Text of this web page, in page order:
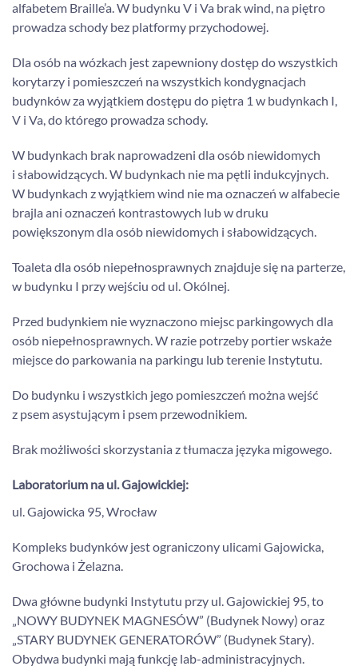
alfabetem Braille’a. W budynku V i Va brak wind, na piętro
prowadza schody bez platformy przychodowej.
Dla osób na wózkach jest zapewniony dostęp do wszystkich
korytarzy i pomieszczeń na wszystkich kondygnacjach
budynków za wyjątkiem dostępu do piętra 1 w budynkach I,
V i Va, do którego prowadza schody.
W budynkach brak naprowadzeni dla osób niewidomych
i słabowidzących. W budynkach nie ma pętli indukcyjnych.
W budynkach z wyjątkiem wind nie ma oznaczeń w alfabecie
brajla ani oznaczeń kontrastowych lub w druku
powiększonym dla osób niewidomych i słabowidzących.
Toaleta dla osób niepełnosprawnych znajduje się na parterze,
w budynku I przy wejściu od ul. Okólnej.
Przed budynkiem nie wyznaczono miejsc parkingowych dla
osób niepełnosprawnych. W razie potrzeby portier wskaże
miejsce do parkowania na parkingu lub terenie Instytutu.
Do budynku i wszystkich jego pomieszczeń można wejść
z psem asystującym i psem przewodnikiem.
Brak możliwości skorzystania z tłumacza języka migowego.
Laboratorium na ul. Gajowickiej:
ul. Gajowicka 95, Wrocław
Kompleks budynków jest ograniczony ulicami Gajowicka,
Grochowa i Żelazna.
Dwa główne budynki Instytutu przy ul. Gajowickiej 95, to
„NOWY BUDYNEK MAGNESÓW” (Budynek Nowy) oraz
„STARY BUDYNEK GENERATORÓW” (Budynek Stary).
Obydwa budynki mają funkcję lab-administracyjnych.